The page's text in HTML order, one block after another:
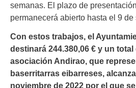
semanas. El plazo de
permanecerá abierto hasta el 9 de
Con estos trabajos, el
destinará 244.380,06 € y un total
asociación Andirao, que
baserritarras eibarreses,
noviembre de 2022 por el que